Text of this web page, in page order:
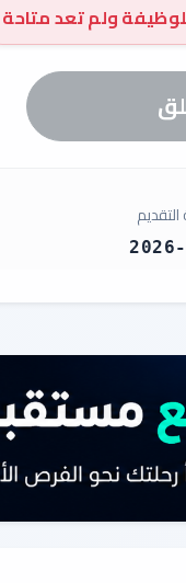
ولم تعد متاحة
التقديم